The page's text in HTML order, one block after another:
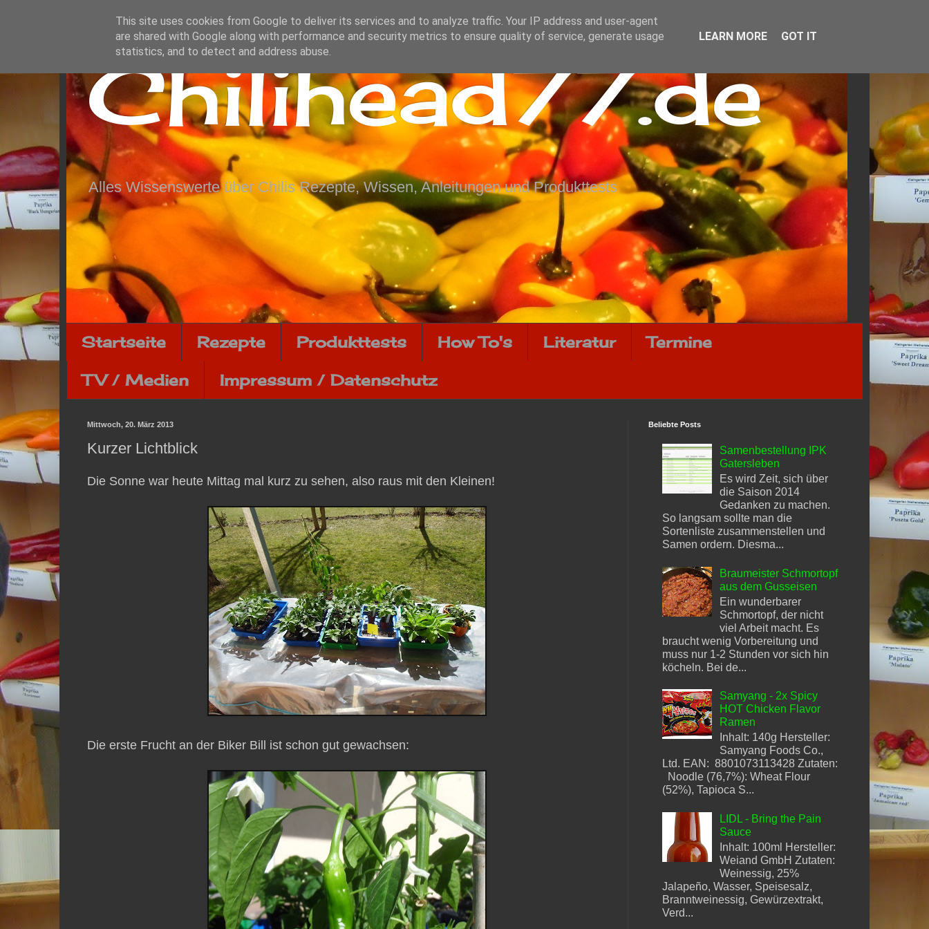
Chilihead77.de
Alles Wissenswerte über Chilis Rezepte, Wissen, Anleitungen und Produkttests
Startseite Rezepte Produkttests How To's Literatur Termine
TV / Medien Impressum / Datenschutz
Mittwoch, 20. März 2013
Kurzer Lichtblick
Die Sonne war heute Mittag mal kurz zu sehen, also raus mit den Kleinen!
Die erste Frucht an der Biker Bill ist schon gut gewachsen:
Beliebte Posts
Samenbestellung IPK
Gatersleben
Es wird Zeit, sich über
die Saison 2014
Gedanken zu machen.
So langsam sollte man die
Sortenliste zusammenstellen und
Samen ordern. Diesma...
Braumeister Schmortopf
aus dem Gusseisen
Ein wunderbarer
Schmortopf, der nicht
viel Arbeit macht. Es
braucht wenig Vorbereitung und
muss nur 1-2 Stunden vor sich hin
köcheln. Bei de...
Samyang - 2x Spicy
HOT Chicken Flavor
Ramen
Inhalt: 140g Hersteller:
Samyang Foods Co.,
Ltd. EAN: 8801073113428 Zutaten:
Noodle (76,7%): Wheat Flour
(52%), Tapioca S...
LIDL - Bring the Pain
Sauce
Inhalt: 100ml Hersteller:
Weiand GmbH Zutaten:
Weinessig, 25%
Jalapeño, Wasser, Speisesalz,
Branntweinessig, Gewürzextrakt,
Verd...
This site uses cookies from Google to deliver its services and to analyze traffic. Your IP address and user-agent
are shared with Google along with performance and security metrics to ensure quality of service, generate usage
statistics, and to detect and address abuse.
LEARN MORE GOT IT